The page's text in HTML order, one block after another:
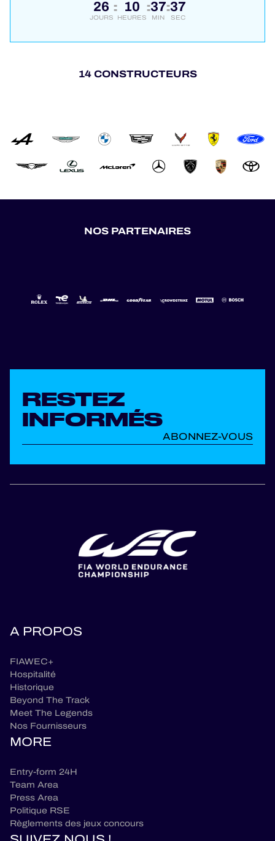
26
JOURS
: 10
HEURES
:37
MIN
:37
SEC
14 CONSTRUCTEURS
NOS PARTENAIRES
RESTEZ
INFORMÉS
ABONNEZ-VOUS
A PROPOS
FIAWEC+
Hospitalité
Historique
Beyond The Track
Meet The Legends
Nos Fournisseurs
MORE
Entry-form 24H
Team Area
Press Area
Politique RSE
Règlements des jeux concours